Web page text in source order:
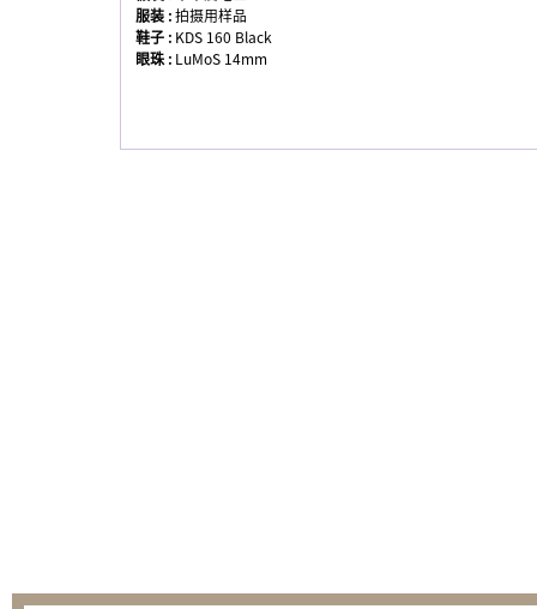
服装 :拍摄用样品
鞋子 : KDS 160 Black
眼珠 : LuMoS 14mm